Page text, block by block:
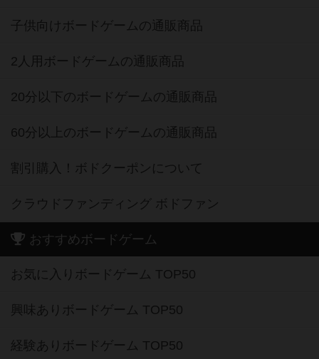
子供向けボードゲームの通販商品
2人用ボードゲームの通販商品
20分以下のボードゲームの通販商品
60分以上のボードゲームの通販商品
割引購入！ボドクーポンについて
クラウドファンディング ボドファン
おすすめボードゲーム
お気に入りボードゲーム TOP50
興味ありボードゲーム TOP50
経験ありボードゲーム TOP50